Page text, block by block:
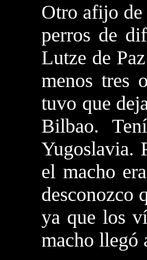
Otro afijo de
perros de
Lutze de
menos tres
tuvo que
Bilbao.
Yugoslavia.
el macho
desconozco
ya que los
macho llegó